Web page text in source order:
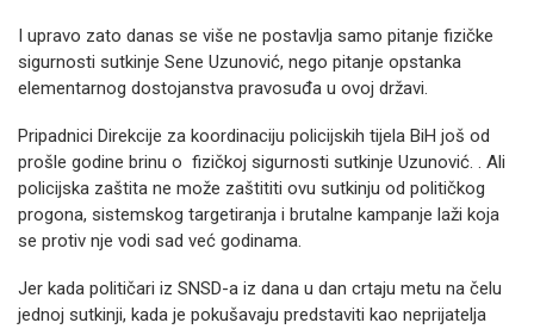
I upravo zato danas se više ne postavlja samo pitanje fizičke
sigurnosti sutkinje Sene Uzunović, nego pitanje opstanka
elementarnog dostojanstva pravosuđa u ovoj državi.
Pripadnici Direkcije za koordinaciju policijskih tijela BiH još od
prošle godine brinu o fizičkoj sigurnosti sutkinje Uzunović. . Ali
policijska zaštita ne može zaštititi ovu sutkinju od političkog
progona, sistemskog targetiranja i brutalne kampanje laži koja
se protiv nje vodi sad već godinama.
Jer kada političari iz SNSD-a iz dana u dan crtaju metu na čelu
jednoj sutkinji, kada je pokušavaju predstaviti kao neprijatelja